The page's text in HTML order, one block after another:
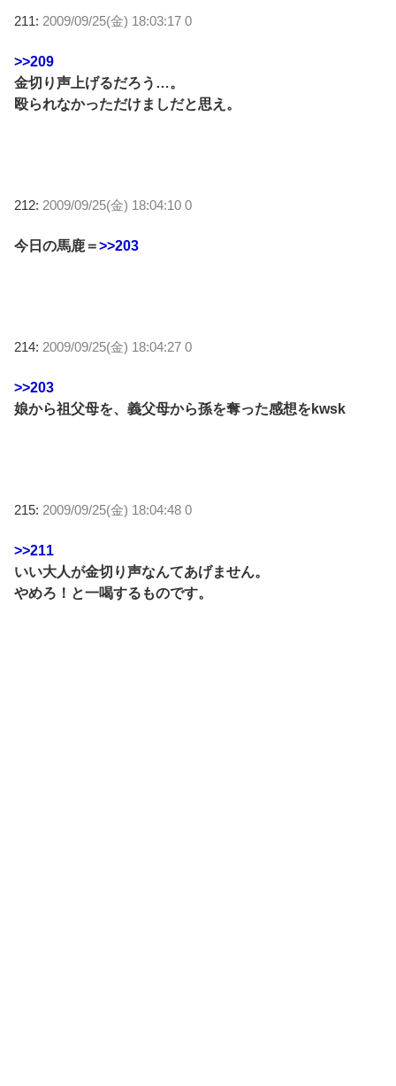
211: 2009/09/25(金) 18:03:17 0
>>209
金切り声上げるだろう…。
殴られなかっただけましだと思え。
212: 2009/09/25(金) 18:04:10 0
今日の馬鹿＝>>203
214: 2009/09/25(金) 18:04:27 0
>>203
娘から祖父母を、義父母から孫を奪った感想をkwsk
215: 2009/09/25(金) 18:04:48 0
>>211
いい大人が金切り声なんてあげません。
やめろ！と一喝するものです。